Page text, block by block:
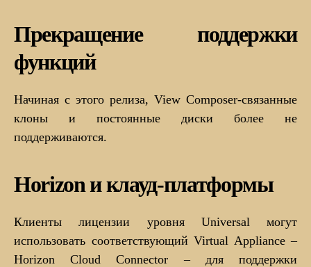
Прекращение поддержки
функций
Начиная с этого релиза, View Composer-связанные
клоны и постоянные диски более не
поддерживаются.
Horizon и клауд-платформы
Клиенты лицензии уровня Universal могут
использовать соответствующий Virtual Appliance –
Horizon Cloud Connector – для поддержки